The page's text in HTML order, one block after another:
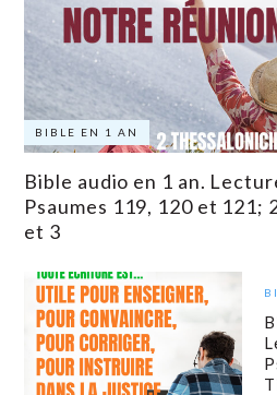
BIBLE EN 1 AN
Bible audio en 1 an.
Psaumes 119, 120 et 121;
et 3